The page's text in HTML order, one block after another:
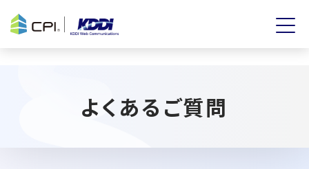
よくあるご質問